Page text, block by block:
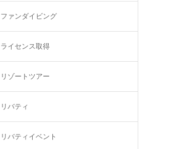
ファンダイビング
ライセンス取得
リゾートツアー
リバティ
リバティイベント